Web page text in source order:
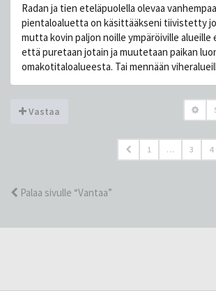
Radan ja tien eteläpuolella olevaa
pientaloaluetta on käsittääkseni tiivistetty
mutta kovin paljon noille ympäröiville alueille
että puretaan jotain ja muutetaan paikan
omakotitaloalueesta. Tai mennään
Vastaa
1 … 3 4
Palaa sivulle “Vantaa”